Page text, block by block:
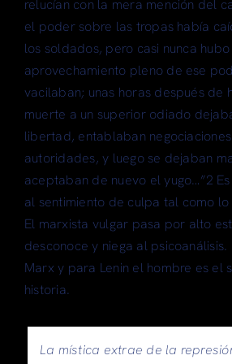
relucían con la mera mención del
el poder sobre las tropas había
los soldados, pero casi nunca hubo
aprovechamiento pleno de ese
vacilaban; unas horas después de
muerte a un superior odiado
libertad, entablaban
autoridades, y luego se dejaban
aceptaban de nuevo el yugo…”2
al sentimiento de culpa tal como lo
El marxista vulgar pasa por alto
desconoce y niega al
Marx y para Lenin el hombre es el
historia.
La mística extrae de la